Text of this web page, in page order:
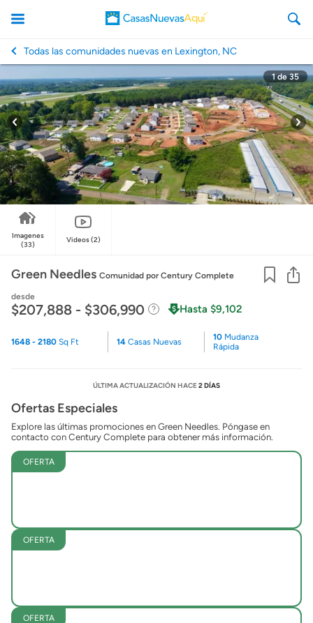
CasasNuevasAqui
Todas las comunidades nuevas en Lexington, NC
1de35
Imagenes
(33)
Videos(2)
Green Needles Comunidad por Century Complete
desde
$207,888 - $306,990 Hasta $9,102
1648 - 2180 Sq Ft 14Casas Nuevas 10 Mudanza
Rápida
ÚLTIMA ACTUALIZACIÓN HACE2 DÍAS
Ofertas Especiales
Explore las últimas promociones en Green Needles. Póngase en
contacto con Century Complete para obtener más información.
OFERTA
OFERTA
OFERTA